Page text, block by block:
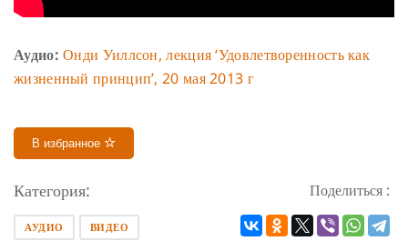
Аудио: Онди Уиллсон, лекция ‘Удовлетворенность как
жизненный принцип’, 20 мая 2013 г
В избранное
Категория:
АУДИО ВИДЕО
Поделиться :